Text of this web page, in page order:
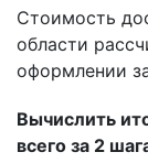
Стоимость
области
оформлении
Вычислить
всего за 2